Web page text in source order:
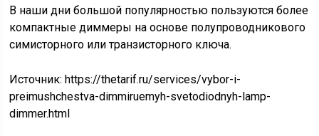
В наши дни большой популярностью пользуются более
компактные диммеры на основе полупроводникового
симисторного или транзисторного ключа.
Источник:https://thetarif.ru/services/vybor-i-
preimushchestva-dimmiruemyh-svetodiodnyh-lamp-
dimmer.html